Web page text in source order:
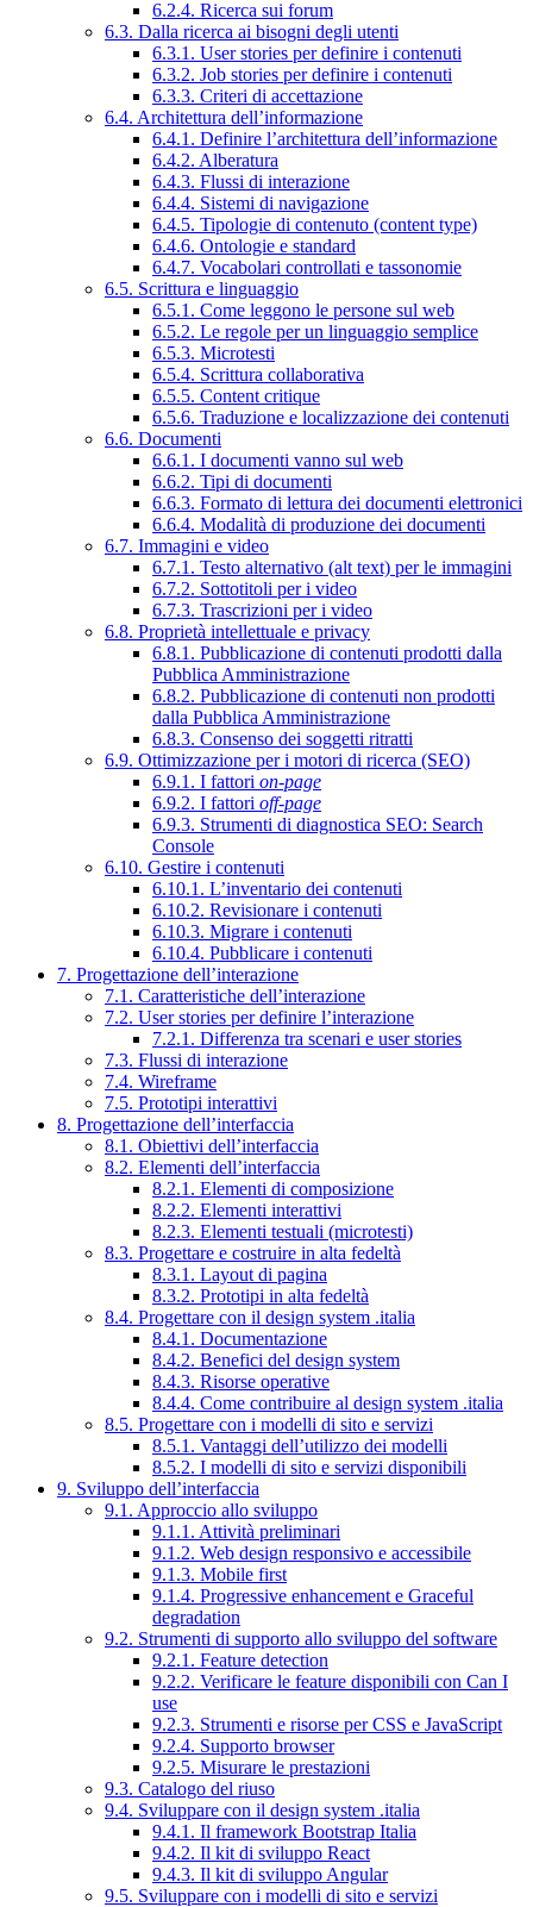
6.2.4. Ricerca sui forum
6.3. Dalla ricerca ai bisogni degli utenti
6.3.1. User stories per definire i contenuti
6.3.2. Job stories per definire i contenuti
6.3.3. Criteri di accettazione
6.4. Architettura dell’informazione
6.4.1. Definire l’architettura dell’informazione
6.4.2. Alberatura
6.4.3. Flussi di interazione
6.4.4. Sistemi di navigazione
6.4.5. Tipologie di contenuto (content type)
6.4.6. Ontologie e standard
6.4.7. Vocabolari controllati e tassonomie
6.5. Scrittura e linguaggio
6.5.1. Come leggono le persone sul web
6.5.2. Le regole per un linguaggio semplice
6.5.3. Microtesti
6.5.4. Scrittura collaborativa
6.5.5. Content critique
6.5.6. Traduzione e localizzazione dei contenuti
6.6. Documenti
6.6.1. I documenti vanno sul web
6.6.2. Tipi di documenti
6.6.3. Formato di lettura dei documenti elettronici
6.6.4. Modalità di produzione dei documenti
6.7. Immagini e video
6.7.1. Testo alternativo (alt text) per le immagini
6.7.2. Sottotitoli per i video
6.7.3. Trascrizioni per i video
6.8. Proprietà intellettuale e privacy
6.8.1. Pubblicazione di contenuti prodotti dalla
Pubblica Amministrazione
6.8.2. Pubblicazione di contenuti non prodotti
dalla Pubblica Amministrazione
6.8.3. Consenso dei soggetti ritratti
6.9. Ottimizzazione per i motori di ricerca (SEO)
6.9.1. I fattori on-page
6.9.2. I fattori off-page
6.9.3. Strumenti di diagnostica SEO: Search
Console
6.10. Gestire i contenuti
6.10.1. L’inventario dei contenuti
6.10.2. Revisionare i contenuti
6.10.3. Migrare i contenuti
6.10.4. Pubblicare i contenuti
7. Progettazione dell’interazione
7.1. Caratteristiche dell’interazione
7.2. User stories per definire l’interazione
7.2.1. Differenza tra scenari e user stories
7.3. Flussi di interazione
7.4. Wireframe
7.5. Prototipi interattivi
8. Progettazione dell’interfaccia
8.1. Obiettivi dell’interfaccia
8.2. Elementi dell’interfaccia
8.2.1. Elementi di composizione
8.2.2. Elementi interattivi
8.2.3. Elementi testuali (microtesti)
8.3. Progettare e costruire in alta fedeltà
8.3.1. Layout di pagina
8.3.2. Prototipi in alta fedeltà
8.4. Progettare con il design system .italia
8.4.1. Documentazione
8.4.2. Benefici del design system
8.4.3. Risorse operative
8.4.4. Come contribuire al design system .italia
8.5. Progettare con i modelli di sito e servizi
8.5.1. Vantaggi dell’utilizzo dei modelli
8.5.2. I modelli di sito e servizi disponibili
9. Sviluppo dell’interfaccia
9.1. Approccio allo sviluppo
9.1.1. Attività preliminari
9.1.2. Web design responsivo e accessibile
9.1.3. Mobile first
9.1.4. Progressive enhancement e Graceful
degradation
9.2. Strumenti di supporto allo sviluppo del software
9.2.1. Feature detection
9.2.2. Verificare le feature disponibili con Can I
use
9.2.3. Strumenti e risorse per CSS e JavaScript
9.2.4. Supporto browser
9.2.5. Misurare le prestazioni
9.3. Catalogo del riuso
9.4. Sviluppare con il design system .italia
9.4.1. Il framework Bootstrap Italia
9.4.2. Il kit di sviluppo React
9.4.3. Il kit di sviluppo Angular
9.5. Sviluppare con i modelli di sito e servizi